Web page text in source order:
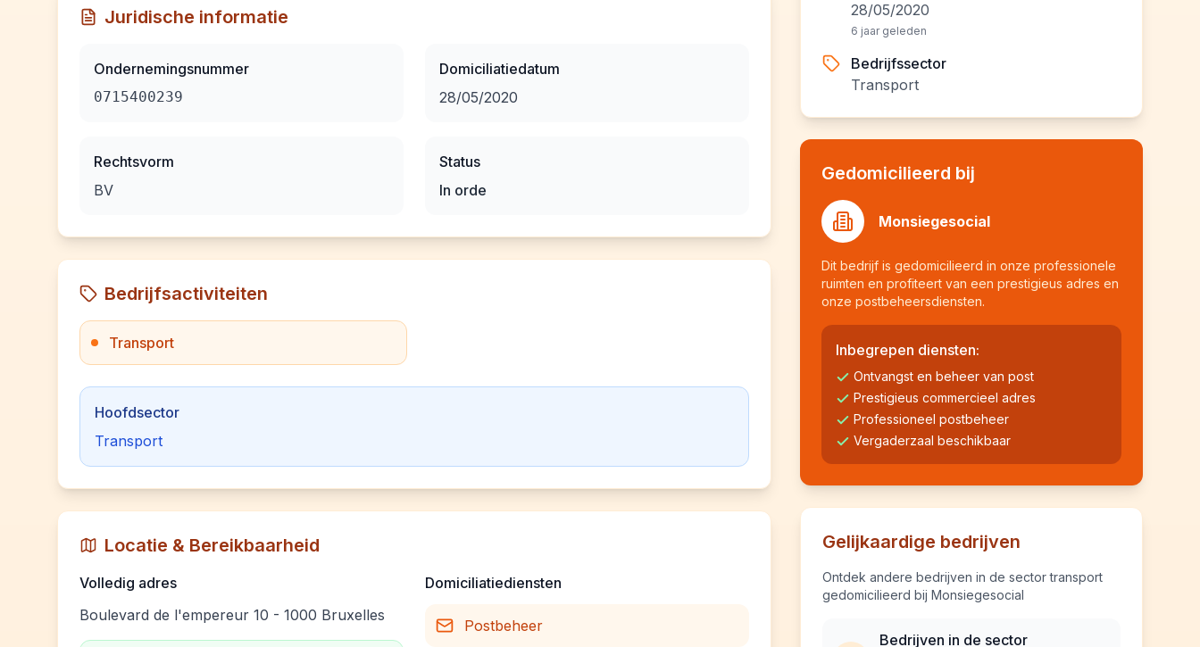
Juridische informatie
Ondernemingsnummer
0715400239
Rechtsvorm
BV
Domiciliatiedatum
28/05/2020
Status
In orde
Bedrijfsactiviteiten
Transport
Hoofdsector
Transport
Locatie & Bereikbaarheid
Volledig adres
Boulevard de l'empereur 10 - 1000 Bruxelles
Domiciliatiediensten
Postbeheer
28/05/2020
6 jaar geleden
Bedrijfssector
Transport
Gedomicilieerd bij
Monsiegesocial
Dit bedrijf is gedomicilieerd in onze professionele
ruimten en profiteert van een prestigieus adres en
onze postbeheersdiensten.
Inbegrepen diensten:
Ontvangst en beheer van post
Prestigieus commercieel adres
Professioneel postbeheer
Vergaderzaal beschikbaar
Gelijkaardige bedrijven
Ontdek andere bedrijven in de sector transport
gedomicilieerd bij Monsiegesocial
Bedrijven in de sector